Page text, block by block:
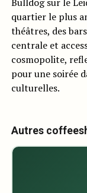
quartier le plus
théâtres, des
centrale et
cosmopolite,
pour une soirée
culturelles.
Autres